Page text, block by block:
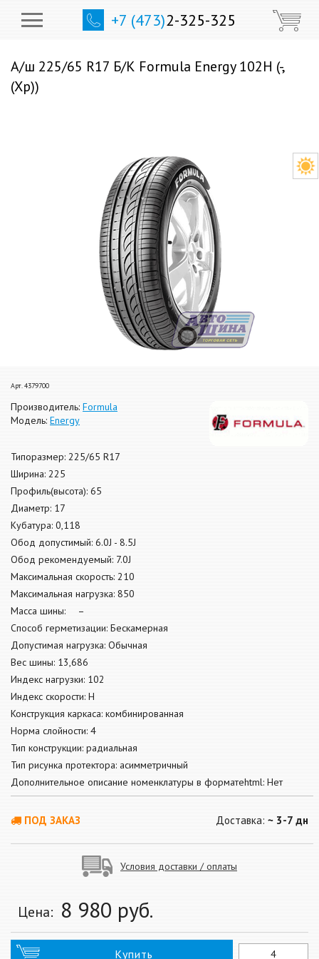
+7 (473)2-325-325
А/ш 225/65 R17 Б/К Formula Energy 102H (-,
(Хр))
Арт. 4379700
Производитель: Formula
Модель: Energy
Типоразмер: 225/65 R17
Ширина: 225
Профиль(высота): 65
Диаметр: 17
Кубатура: 0,118
Обод допустимый: 6.0J - 8.5J
Обод рекомендуемый: 7.0J
Максимальная скорость: 210
Максимальная нагрузка: 850
Масса шины: –
Способ герметизации: Бескамерная
Допустимая нагрузка: Обычная
Вес шины: 13,686
Индекс нагрузки: 102
Индекс скорости: H
Конструкция каркаса: комбинированная
Норма слойности: 4
Тип конструкции: радиальная
Тип рисунка протектора: асимметричный
Дополнительное описание номенклатуры в форматеhtml: Нет
ПОД ЗАКАЗ Доставка: ~ 3-7 дн
Условия доставки / оплаты
Цена: 8 980 руб.
Купить